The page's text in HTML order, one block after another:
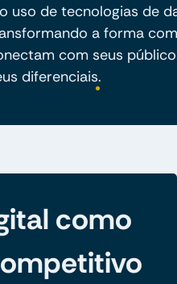
uso de tecnologias de
a forma
com seus
diferenciais.
como